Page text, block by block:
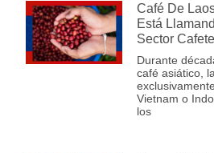
Café De
Está
Sector
Durante
café asiático,
Vietnam o
los